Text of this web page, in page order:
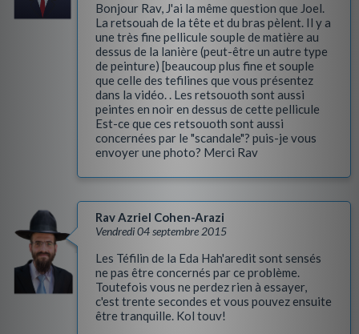
Bonjour Rav, J'ai la même question que Joel.
La retsouah de la tête et du bras pèlent. Il y a
une très fine pellicule souple de matière au
dessus de la lanière (peut-être un autre type
de peinture) [beaucoup plus fine et souple
que celle des tefilines que vous présentez
dans la vidéo. . Les retsouoth sont aussi
peintes en noir en dessus de cette pellicule
Est-ce que ces retsouoth sont aussi
concernées par le "scandale"? puis-je vous
envoyer une photo? Merci Rav
Rav Azriel Cohen-Arazi
Vendredi 04 septembre 2015
Les Téfilin de la Eda Hah'aredit sont sensés
ne pas être concernés par ce problème.
Toutefois vous ne perdez rien à essayer,
c'est trente secondes et vous pouvez ensuite
être tranquille. Kol touv!